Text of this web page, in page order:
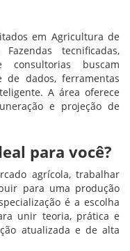
em Agricultura de
tecnificadas,
buscam
de dados, ferramentas
A área oferece
e projeção de
para você?
agrícola, trabalhar
para uma produção
é a escolha
unir teoria, prática e
atualizada e de alta